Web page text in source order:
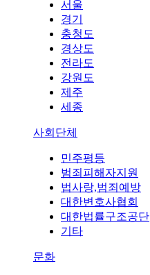
서울
경기
충청도
경상도
전라도
강원도
제주
세종
사회단체
민주평등
범죄피해자지원
법사랑,범죄예방
대한변호사협회
대한법률구조공단
기타
문화